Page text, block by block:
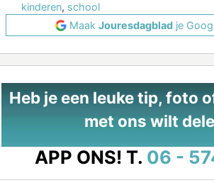
kinderen, school
Maak Jouresdagblad je
Heb je een leuke tip, foto
met ons wilt
APP ONS! T. 06 -